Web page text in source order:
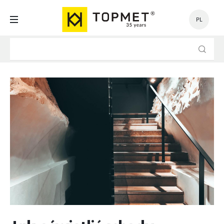
PL
Szanujemy Twoją prywatność. Możesz zmienić ustawienia
cookies lub zaakceptować je wszystkie. W dowolnym momencie
możesz dokonać zmiany swoich ustawień.
Niezbędne pliki cookies służą do prawidłowego funkcjonowania strony
internetowej i umożliwiają Ci komfortowe korzystanie z oferowanych
przez nas usług.
Pliki cookies odpowiadają na podejmowane przez Ciebie działania w
celu m.in. dostosowania Twoich ustawień preferencji prywatności,
logowania czy wypełniania formularzy. Dzięki plikom cookies strona, z
której korzystasz, może działać bez zakłóceń.
Więcej